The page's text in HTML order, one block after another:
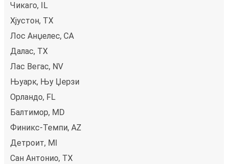
Чикаго, IL
Хјустон, TX
Лос Анџелес, CA
Далас, TX
Лас Вегас, NV
Њуарк, Њу Џерзи
Орландо, FL
Балтимор, MD
Финикс-Темпи, AZ
Детроит, MI
Сан Антонио, TX